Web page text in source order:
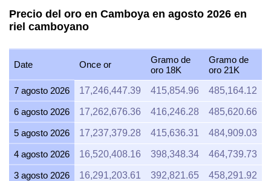
Precio del oro en Camboya en agosto 2026 en
riel camboyano
Date Once or
Gramo de
oro 18K
Gramo de
oro 21K
7 agosto 2026
17,246,447.39 415,854.96 485,164.12
6 agosto 2026 17,262,676.36 416,246.28 485,620.66
5 agosto 2026 17,237,379.28 415,636.31 484,909.03
4 agosto 2026 16,520,408.16 398,348.34 464,739.73
3 agosto 2026 16,291,203.61 392,821.65 458,291.92